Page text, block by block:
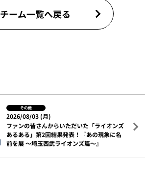
チーム一覧へ戻る
その他
2026/08/03 (月)
ファンの皆さんからいただいた「ライオンズ
あるある」第2回結果発表！『あの現象に名
前を展 ～埼玉西武ライオンズ篇～』